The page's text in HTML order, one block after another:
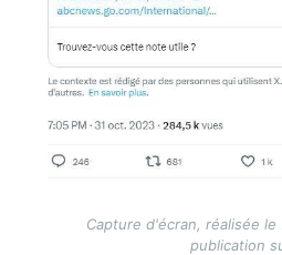
Capture d'écran, réalisée
publication